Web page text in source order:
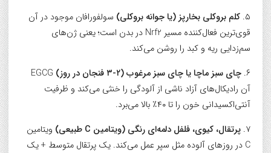
۵. کلم بروکلی بخارپز (یا جوانه بروکلی) سولفورافان موجود در آن
قوی‌ترین فعال‌کننده مسیر Nrf2 در بدن است؛ یعنی ژن‌های
سم‌زدایی ریه و کبد را روشن می‌کند.
۶. چای سبز ماچا یا چای سبز مرغوب (۲-۳ فنجان در روز)
EGCG
آن رادیکال‌های آزاد ناشی از آلودگی را خنثی می‌کند و ظرفیت
آنتی‌اکسیدانی خون را تا ۴۰٪ بالا می‌برد.
۷. پرتقال، کیوی، فلفل دلمه‌ای رنگی (ویتامین C طبیعی)
ویتامین
C در روزهای آلوده مثل سپر عمل می‌کند. یک پرتقال متوسط + یک